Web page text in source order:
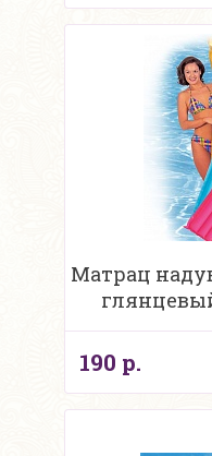
Матрац
190 р.